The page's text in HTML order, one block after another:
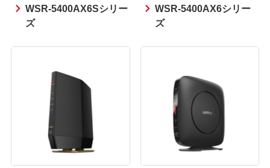
WSR-5400AX6Sシリー
ズ
WSR-5400AX6シリー
ズ